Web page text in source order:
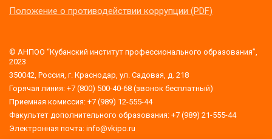
Положение о противодействии коррупции (PDF)
© АНПОО “Кубанский институт профессионального образования”,
2023
350042, Россия, г. Краснодар, ул. Садовая, д. 218
Горячая линия: +7 (800) 500-40-68 (звонок бесплатный)
Приемная комиссия: +7 (989) 12-555-44
Факультет дополнительного образования: +7 (989) 21-555-44
Электронная почта: info@vkipo.ru